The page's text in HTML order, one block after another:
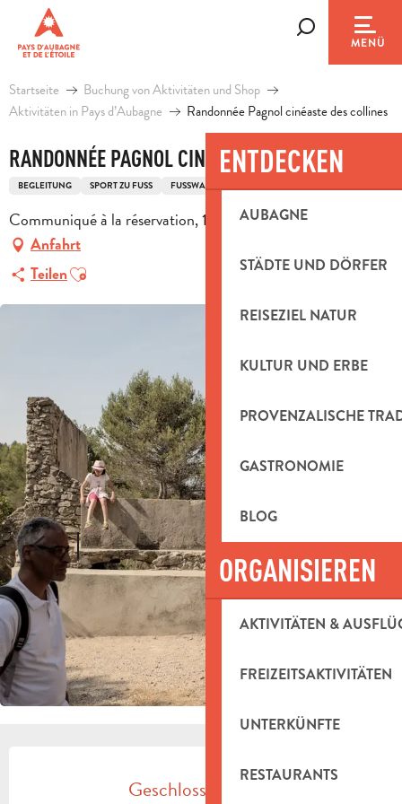
contenu
principal
MENÜ
ENTDECKEN
AUBAGNE
STÄDTE UND DÖRFER
REISEZIEL NATUR
KULTUR UND ERBE
PROVENZALISCHE
GASTRONOMIE
BLOG
ORGANISIEREN
AKTIVITÄTEN &
FREIZEITSAKTIVITÄTEN
UNTERKÜNFTE
RESTAURANTS
Startseite
Buchung von Aktivitäten und Shop
Aktivitäten in Pays d’Aubagne
Randonnée Pagnol cinéaste des collines
RANDONNÉE PAGNOL CINÉASTE DES COLLINES
BEGLEITUNG SPORT ZU FUSS FUSSWANDERUNG
Communiqué à la réservation, 13400 Aubagne
Anfahrt
TeilenAjouter aux favoris
ÖFFNUNGSZEITEN &
Geschlossen heute